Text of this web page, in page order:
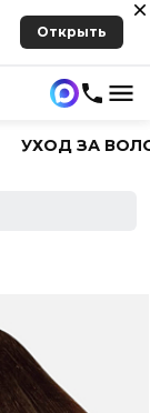
Открыть
УХОД ЗА